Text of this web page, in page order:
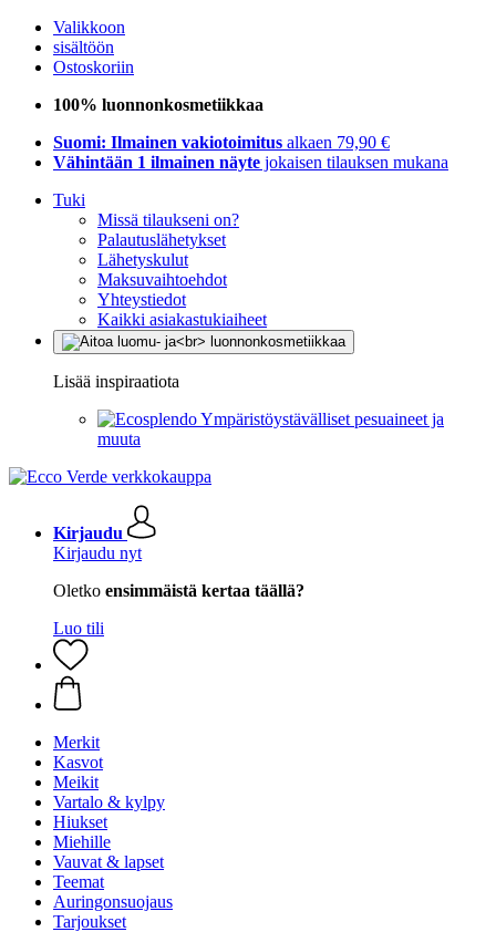
Valikkoon
sisältöön
Ostoskoriin
100% luonnonkosmetiikkaa
Suomi: Ilmainen vakiotoimitus alkaen 79,90 €
Vähintään 1 ilmainen näyte jokaisen tilauksen mukana
Tuki
Missä tilaukseni on?
Palautuslähetykset
Lähetyskulut
Maksuvaihtoehdot
Yhteystiedot
Kaikki asiakastukiaiheet
Lisää inspiraatiota
Ympäristöystävälliset pesuaineet ja
muuta
Kirjaudu
Kirjaudu nyt
Oletko ensimmäistä kertaa täällä?
Luo tili
Merkit
Kasvot
Meikit
Vartalo & kylpy
Hiukset
Miehille
Vauvat & lapset
Teemat
Auringonsuojaus
Tarjoukset